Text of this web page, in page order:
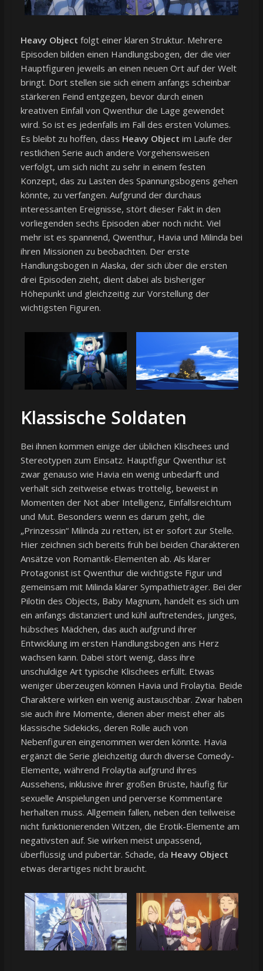
Heavy Object folgt einer klaren Struktur. Mehrere
Episoden bilden einen Handlungsbogen, der die vier
Hauptfiguren jeweils an einen neuen Ort auf der Welt
bringt. Dort stellen sie sich einem anfangs scheinbar
stärkeren Feind entgegen, bevor durch einen
kreativen Einfall von Qwenthur die Lage gewendet
wird. So ist es jedenfalls im Fall des ersten Volumes.
Es bleibt zu hoffen, dass Heavy Object im Laufe der
restlichen Serie auch andere Vorgehensweisen
verfolgt, um sich nicht zu sehr in einem festen
Konzept, das zu Lasten des Spannungsbogens gehen
könnte, zu verfangen. Aufgrund der durchaus
interessanten Ereignisse, stört dieser Fakt in den
vorliegenden sechs Episoden aber noch nicht. Viel
mehr ist es spannend, Qwenthur, Havia und Milinda bei
ihren Missionen zu beobachten. Der erste
Handlungsbogen in Alaska, der sich über die ersten
drei Episoden zieht, dient dabei als bisheriger
Höhepunkt und gleichzeitig zur Vorstellung der
wichtigsten Figuren.
Klassische Soldaten
Bei ihnen kommen einige der üblichen Klischees und
Stereotypen zum Einsatz. Hauptfigur Qwenthur ist
zwar genauso wie Havia ein wenig unbedarft und
verhält sich zeitweise etwas trottelig, beweist in
Momenten der Not aber Intelligenz, Einfallsreichtum
und Mut. Besonders wenn es darum geht, die
„Prinzessin“ Milinda zu retten, ist er sofort zur Stelle.
Hier zeichnen sich bereits früh bei beiden Charakteren
Ansätze von Romantik-Elementen ab. Als klarer
Protagonist ist Qwenthur die wichtigste Figur und
gemeinsam mit Milinda klarer Sympathieträger. Bei der
Pilotin des Objects, Baby Magnum, handelt es sich um
ein anfangs distanziert und kühl auftretendes, junges,
hübsches Mädchen, das auch aufgrund ihrer
Entwicklung im ersten Handlungsbogen ans Herz
wachsen kann. Dabei stört wenig, dass ihre
unschuldige Art typische Klischees erfüllt. Etwas
weniger überzeugen können Havia und Frolaytia. Beide
Charaktere wirken ein wenig austauschbar. Zwar haben
sie auch ihre Momente, dienen aber meist eher als
klassische Sidekicks, deren Rolle auch von
Nebenfiguren eingenommen werden könnte. Havia
ergänzt die Serie gleichzeitig durch diverse Comedy-
Elemente, während Frolaytia aufgrund ihres
Aussehens, inklusive ihrer großen Brüste, häufig für
sexuelle Anspielungen und perverse Kommentare
herhalten muss. Allgemein fallen, neben den teilweise
nicht funktionierenden Witzen, die Erotik-Elemente am
negativsten auf. Sie wirken meist unpassend,
überflüssig und pubertär. Schade, da Heavy Object
etwas derartiges nicht braucht.